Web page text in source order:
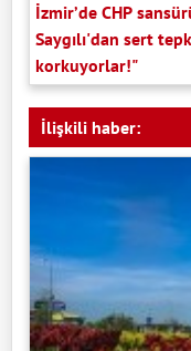
İzmir’de CHP
Saygılı'dan sert
korkuyorlar!"
İlişkili haber: